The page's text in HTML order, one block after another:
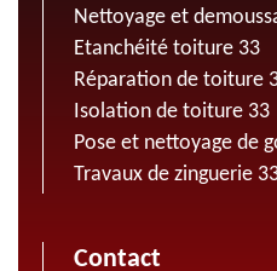
Nettoyage et
Etanchéité toiture 33
Réparation de toiture
Isolation de toiture 33
Pose et nettoyage de
Travaux de zinguerie
Contact